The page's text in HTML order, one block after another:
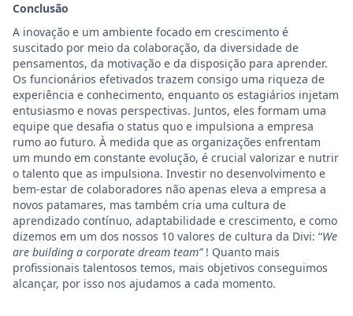
Conclusão
A inovação e um ambiente focado em crescimento é
suscitado por meio da colaboração, da diversidade de
pensamentos, da motivação e da disposição para aprender.
Os funcionários efetivados trazem consigo uma riqueza de
experiência e conhecimento, enquanto os estagiários injetam
entusiasmo e novas perspectivas. Juntos, eles formam uma
equipe que desafia o status quo e impulsiona a empresa
rumo ao futuro. À medida que as organizações enfrentam
um mundo em constante evolução, é crucial valorizar e nutrir
o talento que as impulsiona. Investir no desenvolvimento e
bem-estar de colaboradores não apenas eleva a empresa a
novos patamares, mas também cria uma cultura de
aprendizado contínuo, adaptabilidade e crescimento, e como
dizemos em um dos nossos 10 valores de cultura da Divi: “We
are building a corporate dream team”! Quanto mais
profissionais talentosos temos, mais objetivos conseguimos
alcançar, por isso nos ajudamos a cada momento.